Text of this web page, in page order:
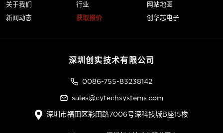
关于我们
新闻动态
行业
获取报价
网站地图
创华芯电子
深圳创实技术有限公司
0086-755-83238142
sales@cytechsystems.com
深圳市福田区彩田路7006号深科技城B座15楼